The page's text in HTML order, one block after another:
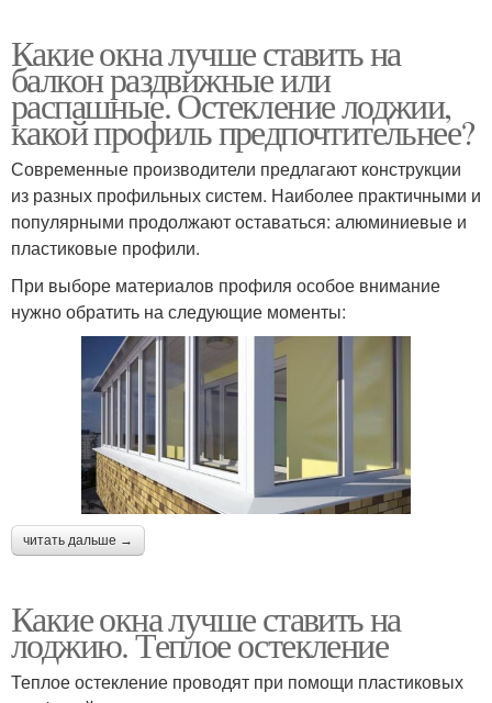
Какие окна лучше ставить на
балкон раздвижные или
распашные. Остекление лоджии,
какой профиль предпочтительнее?
Современные производители предлагают конструкции
из разных профильных систем. Наиболее практичными и
популярными продолжают оставаться: алюминиевые и
пластиковые профили.
При выборе материалов профиля особое внимание
нужно обратить на следующие моменты:
читать дальше →
Какие окна лучше ставить на
лоджию. Теплое остекление
Теплое остекление проводят при помощи пластиковых